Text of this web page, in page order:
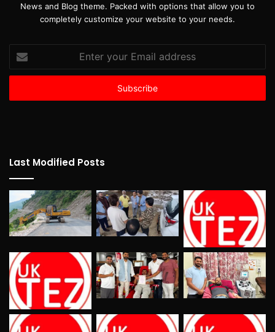
News and Blog theme. Packed with options that allow you to
completely customize your website to your needs.
your
Email
Last Modified Posts